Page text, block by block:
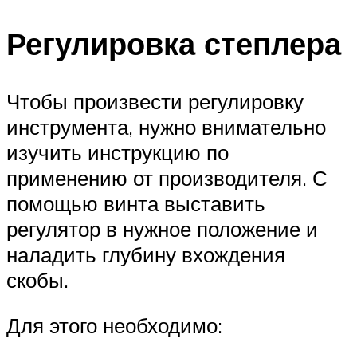
Регулировка степлера
Чтобы произвести регулировку
инструмента, нужно внимательно
изучить инструкцию по
применению от производителя. С
помощью винта выставить
регулятор в нужное положение и
наладить глубину вхождения
скобы.
Для этого необходимо: